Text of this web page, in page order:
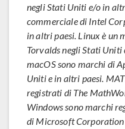
negli Stati Uniti e/o in
commerciale di Intel
in altri paesi. Linux è un
Torvalds negli Stati Uniti
macOS sono marchi di
Uniti e in altri paesi.
registrati di The
Windows sono marchi
di Microsoft